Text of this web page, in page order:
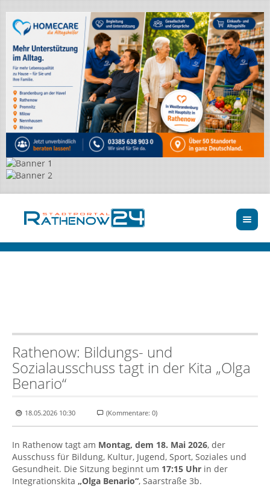
Rathenow: Bildungs- und
Sozialausschuss tagt in der Kita „Olga
Benario“
18.05.2026 10:30 (Kommentare: 0)
In Rathenow tagt am Montag, dem 18. Mai 2026, der
Ausschuss für Bildung, Kultur, Jugend, Sport, Soziales und
Gesundheit. Die Sitzung beginnt um 17:15 Uhr in der
Integrationskita „Olga Benario“, Saarstraße 3b.